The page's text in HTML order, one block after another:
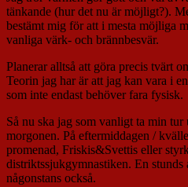
tänkande (hur det nu är möjligt?).
bestämt mig för att i mesta möjliga
vanliga värk- och brännbesvär.
Planerar alltså att göra precis tvärt
Teorin jag har är att jag kan vara i
som inte endast behöver fara fysisk.
Så nu ska jag som vanligt ta min
morgonen. På eftermiddagen /
promenad, Friskis&Svettis eller
distriktssjukgymnastiken. En stunds
någonstans också.